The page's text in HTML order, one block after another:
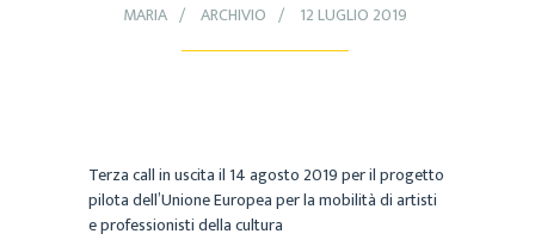
MARIA ARCHIVIO 12 LUGLIO 2019
Terza call in uscita il 14 agosto 2019 per il progetto
pilota dell’Unione Europea per la mobilità di artisti
e professionisti della cultura